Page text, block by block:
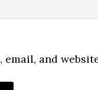
email, and